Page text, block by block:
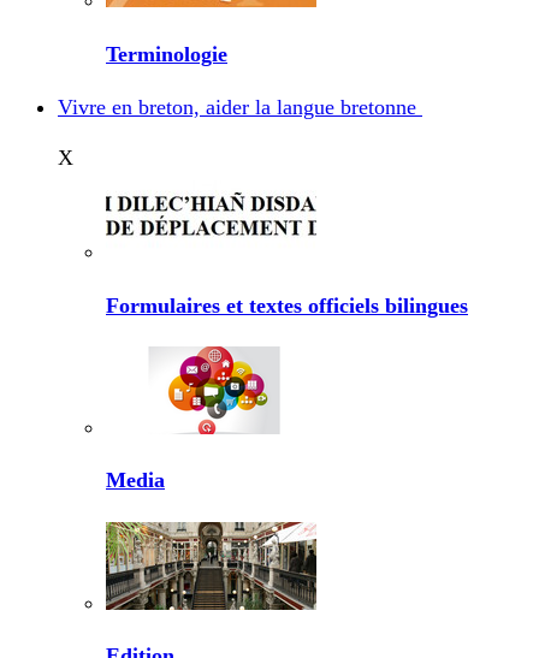
Terminologie
Vivre en breton, aider la langue bretonne
X
Formulaires et textes officiels bilingues
Media